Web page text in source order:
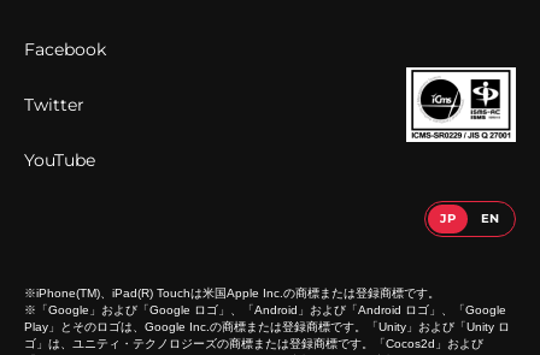
Facebook
Twitter
YouTube
※iPhone(TM)、iPad(R) Touchは米国Apple Inc.の商標または登録商標です。
※「Google」および「Google ロゴ」、「Android」および「Android ロゴ」、「Google
Play」とそのロゴは、Google Inc.の商標または登録商標です。「Unity」および「Unity ロ
ゴ」は、ユニティ・テクノロジーズの商標または登録商標です。「Cocos2d」および